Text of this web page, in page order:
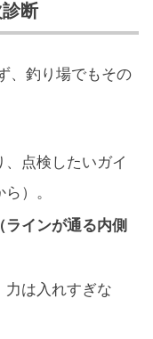
断
、釣り場でもその
点検したいガイ
）。
ラインが通る内側
力は入れすぎな